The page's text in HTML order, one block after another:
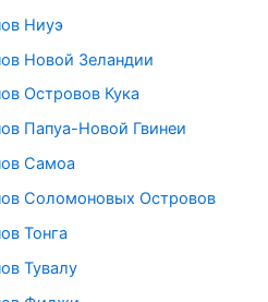
Ниуэ
Новой Зеландии
Островов Кука
Папуа-Новой Гвинеи
Самоа
Соломоновых Островов
Тонга
Тувалу